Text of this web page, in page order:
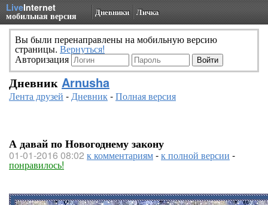
LiveInternet
мобильная версия Дневники Личка
Вы были перенаправлены на мобильную версию
страницы. Вернуться!
Авторизация
Дневник Arnusha
Лента друзей -Дневник-Полная версия
А давай по Новогоднему закону
01-01-2016 08:02 к комментариям-к полной версии -
понравилось!